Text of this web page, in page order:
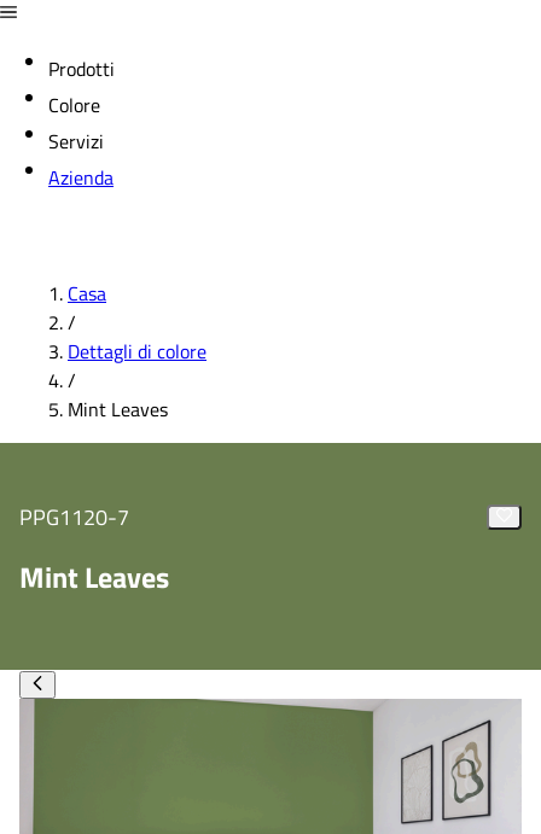
Prodotti
Colore
Servizi
Azienda
Casa
/
Dettagli di colore
/
Mint Leaves
PPG1120-7
Mint Leaves